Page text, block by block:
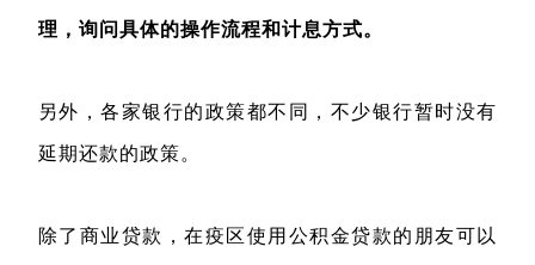
理 ，询问具体的操作流程和计息方式。
另外，各家银行的政策都不同，不少银行暂时没有
延期还款的政策。
除了商业贷款，在疫区使用公积金贷款的朋友可以